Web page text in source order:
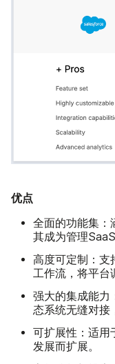
优点
全面的功能集：
其成为管理
高度可定制： 支
工作流，将平台
强大的集成能力
态系统无缝对接
可扩展性： 适用
发展而扩展。